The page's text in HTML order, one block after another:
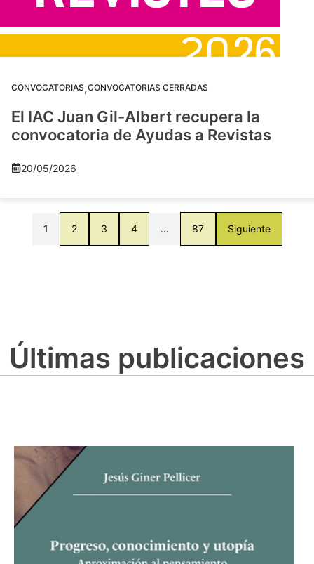
CONVOCATORIAS,CONVOCATORIAS CERRADAS
El IAC Juan Gil-Albert recupera la
convocatoria de Ayudas a Revistas
20/05/2026
1 2 3 4 … 87 Siguiente
Últimas publicaciones